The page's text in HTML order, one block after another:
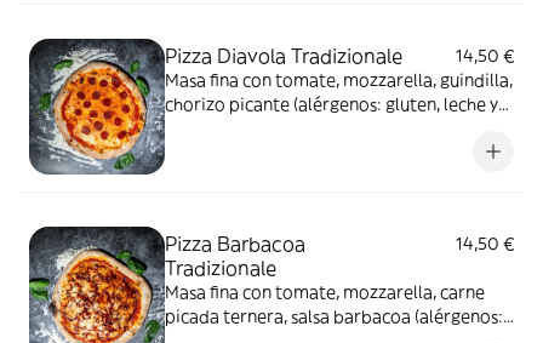
Pizza Diavola Tradizionale
14,50 €
Masa fina con tomate, mozzarella, guindilla,
chorizo picante (alérgenos: gluten, leche y
Pizza Barbacoa
Tradizionale
14,50 €
Masa fina con tomate, mozzarella, carne
picada ternera, salsa barbacoa (alérgenos: